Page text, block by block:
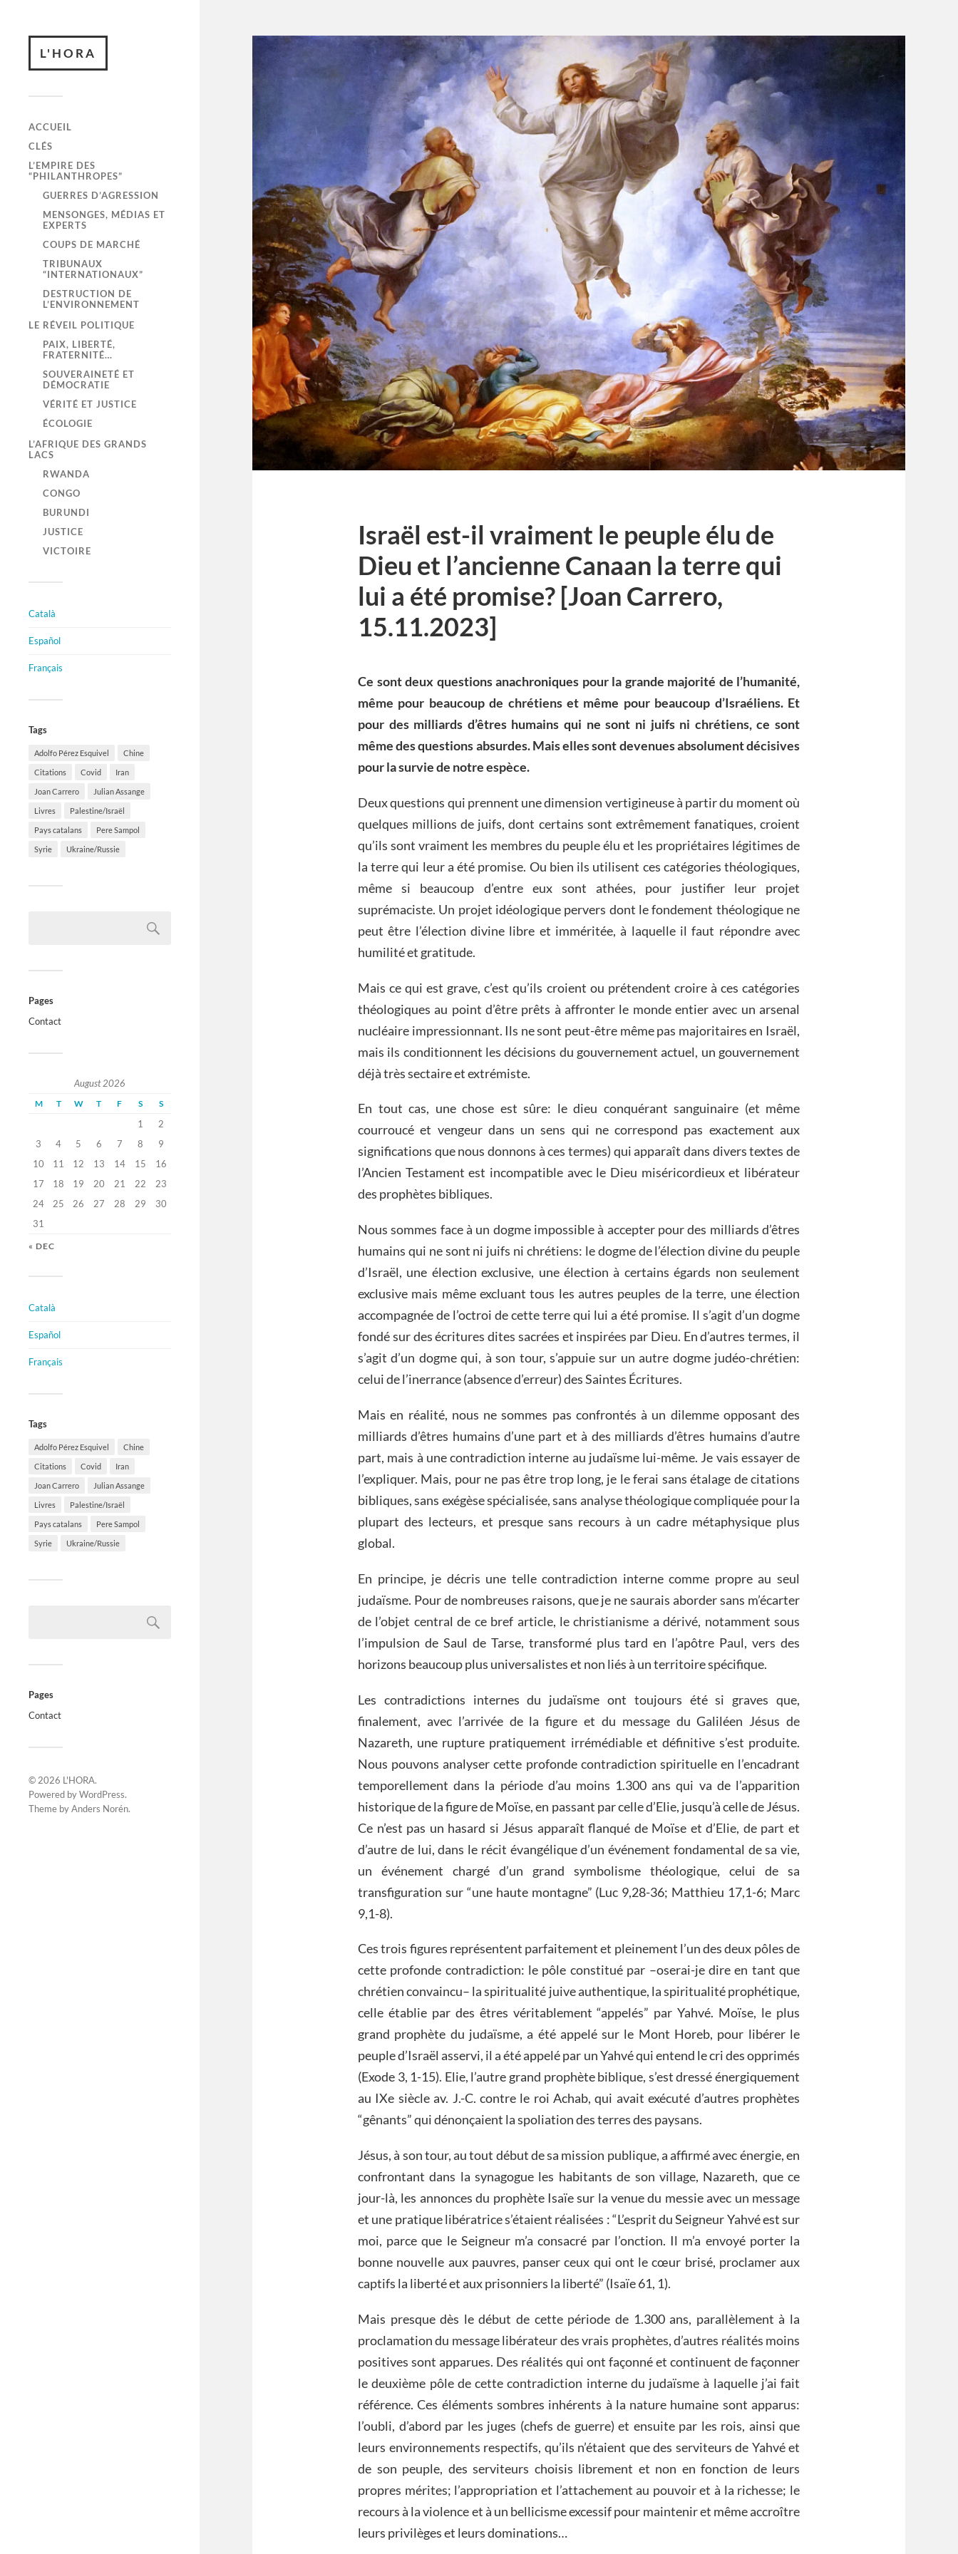
L'HORA
ACCUEIL
CLÉS
L’EMPIRE DES
“PHILANTHROPES”
GUERRES D’AGRESSION
MENSONGES, MÉDIAS ET
EXPERTS
COUPS DE MARCHÉ
TRIBUNAUX
“INTERNATIONAUX”
DESTRUCTION DE
L’ENVIRONNEMENT
LE RÉVEIL POLITIQUE
PAIX, LIBERTÉ,
FRATERNITÉ…
SOUVERAINETÉ ET
DÉMOCRATIE
VÉRITÉ ET JUSTICE
ÉCOLOGIE
L’AFRIQUE DES GRANDS
LACS
RWANDA
CONGO
BURUNDI
JUSTICE
VICTOIRE
Català
Español
Français
Tags
Adolfo Pérez Esquivel Chine
Citations Covid Iran
Joan Carrero Julian Assange
Livres Palestine/Israël
Pays catalans Pere Sampol
Syrie Ukraine/Russie
Pages
Contact
August 2026
M T W T F S S
1
2
3
4 5 6 7 8
9
10
11 12 13 14 15
16
17
18 19 20 21 22
23
24
25 26 27 28 29
30
31
« DEC
Català
Español
Français
Tags
Adolfo Pérez Esquivel Chine
Citations Covid Iran
Joan Carrero Julian Assange
Livres Palestine/Israël
Pays catalans Pere Sampol
Syrie Ukraine/Russie
Pages
Contact
© 2026 L'HORA.
Powered byWordPress.
Theme byAnders Norén.
Israël est-il vraiment le peuple élu de
Dieu et l’ancienne Canaan la terre qui
lui a été promise? [Joan Carrero,
15.11.2023]
Ce sont deux questions anachroniques pour la grande majorité de l’humanité,
même pour beaucoup de chrétiens et même pour beaucoup d’Israéliens. Et
pour des milliards d’êtres humains qui ne sont ni juifs ni chrétiens, ce sont
même des questions absurdes. Mais elles sont devenues absolument décisives
pour la survie de notre espèce.
Deux questions qui prennent une dimension vertigineuse à partir du moment où
quelques millions de juifs, dont certains sont extrêmement fanatiques, croient
qu’ils sont vraiment les membres du peuple élu et les propriétaires légitimes de
la terre qui leur a été promise. Ou bien ils utilisent ces catégories théologiques,
même si beaucoup d’entre eux sont athées, pour justifier leur projet
suprémaciste. Un projet idéologique pervers dont le fondement théologique ne
peut être l’élection divine libre et imméritée, à laquelle il faut répondre avec
humilité et gratitude.
Mais ce qui est grave, c’est qu’ils croient ou prétendent croire à ces catégories
théologiques au point d’être prêts à affronter le monde entier avec un arsenal
nucléaire impressionnant. Ils ne sont peut-être même pas majoritaires en Israël,
mais ils conditionnent les décisions du gouvernement actuel, un gouvernement
déjà très sectaire et extrémiste.
En tout cas, une chose est sûre: le dieu conquérant sanguinaire (et même
courroucé et vengeur dans un sens qui ne correspond pas exactement aux
significations que nous donnons à ces termes) qui apparaît dans divers textes de
l’Ancien Testament est incompatible avec le Dieu miséricordieux et libérateur
des prophètes bibliques.
Nous sommes face à un dogme impossible à accepter pour des milliards d’êtres
humains qui ne sont ni juifs ni chrétiens: le dogme de l’élection divine du peuple
d’Israël, une élection exclusive, une élection à certains égards non seulement
exclusive mais même excluant tous les autres peuples de la terre, une élection
accompagnée de l’octroi de cette terre qui lui a été promise. Il s’agit d’un dogme
fondé sur des écritures dites sacrées et inspirées par Dieu. En d’autres termes, il
s’agit d’un dogme qui, à son tour, s’appuie sur un autre dogme judéo-chrétien:
celui de l’inerrance (absence d’erreur) des Saintes Écritures.
Mais en réalité, nous ne sommes pas confrontés à un dilemme opposant des
milliards d’êtres humains d’une part et à des milliards d’êtres humains d’autre
part, mais à une contradiction interne au judaïsme lui-même. Je vais essayer de
l’expliquer. Mais, pour ne pas être trop long, je le ferai sans étalage de citations
bibliques, sans exégèse spécialisée, sans analyse théologique compliquée pour la
plupart des lecteurs, et presque sans recours à un cadre métaphysique plus
global.
En principe, je décris une telle contradiction interne comme propre au seul
judaïsme. Pour de nombreuses raisons, que je ne saurais aborder sans m’écarter
de l’objet central de ce bref article, le christianisme a dérivé, notamment sous
l’impulsion de Saul de Tarse, transformé plus tard en l’apôtre Paul, vers des
horizons beaucoup plus universalistes et non liés à un territoire spécifique.
Les contradictions internes du judaïsme ont toujours été si graves que,
finalement, avec l’arrivée de la figure et du message du Galiléen Jésus de
Nazareth, une rupture pratiquement irrémédiable et définitive s’est produite.
Nous pouvons analyser cette profonde contradiction spirituelle en l’encadrant
temporellement dans la période d’au moins 1.300 ans qui va de l’apparition
historique de la figure de Moïse, en passant par celle d’Elie, jusqu’à celle de Jésus.
Ce n’est pas un hasard si Jésus apparaît flanqué de Moïse et d’Elie, de part et
d’autre de lui, dans le récit évangélique d’un événement fondamental de sa vie,
un événement chargé d’un grand symbolisme théologique, celui de sa
transfiguration sur “une haute montagne” (Luc 9,28-36; Matthieu 17,1-6; Marc
9,1-8).
Ces trois figures représentent parfaitement et pleinement l’un des deux pôles de
cette profonde contradiction: le pôle constitué par –oserai-je dire en tant que
chrétien convaincu– la spiritualité juive authentique, la spiritualité prophétique,
celle établie par des êtres véritablement “appelés” par Yahvé. Moïse, le plus
grand prophète du judaïsme, a été appelé sur le Mont Horeb, pour libérer le
peuple d’Israël asservi, il a été appelé par un Yahvé qui entend le cri des opprimés
(Exode 3, 1-15). Elie, l’autre grand prophète biblique, s’est dressé énergiquement
au IXe siècle av. J.-C. contre le roi Achab, qui avait exécuté d’autres prophètes
“gênants” qui dénonçaient la spoliation des terres des paysans.
Jésus, à son tour, au tout début de sa mission publique, a affirmé avec énergie, en
confrontant dans la synagogue les habitants de son village, Nazareth, que ce
jour-là, les annonces du prophète Isaïe sur la venue du messie avec un message
et une pratique libératrice s’étaient réalisées : “L’esprit du Seigneur Yahvé est sur
moi, parce que le Seigneur m’a consacré par l’onction. Il m’a envoyé porter la
bonne nouvelle aux pauvres, panser ceux qui ont le cœur brisé, proclamer aux
captifs la liberté et aux prisonniers la liberté” (Isaïe 61, 1).
Mais presque dès le début de cette période de 1.300 ans, parallèlement à la
proclamation du message libérateur des vrais prophètes, d’autres réalités moins
positives sont apparues. Des réalités qui ont façonné et continuent de façonner
le deuxième pôle de cette contradiction interne du judaïsme à laquelle j’ai fait
référence. Ces éléments sombres inhérents à la nature humaine sont apparus:
l’oubli, d’abord par les juges (chefs de guerre) et ensuite par les rois, ainsi que
leurs environnements respectifs, qu’ils n’étaient que des serviteurs de Yahvé et
de son peuple, des serviteurs choisis librement et non en fonction de leurs
propres mérites; l’appropriation et l’attachement au pouvoir et à la richesse; le
recours à la violence et à un bellicisme excessif pour maintenir et même accroître
leurs privilèges et leurs dominations…